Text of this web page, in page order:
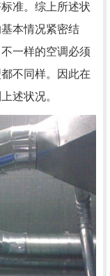
准。综上所述状
本情况紧密结
一样的空调必须
不同样。因此在
述状况。